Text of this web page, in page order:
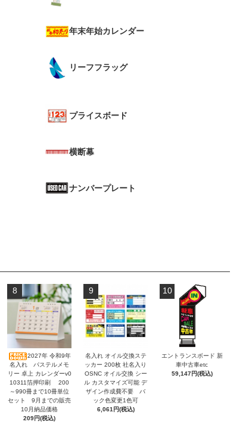
年末年始カレンダー
リーフフラッグ
プライスボード
横断幕
ナンバープレート
8
2027年 令和9年
名入れ パステルメモ
リー 卓上 カレンダーv0
10311箔押印刷 200
～990冊まで10冊単位
セット 9月までの販売
10月納品価格
209円(税込)
9
名入れ オイル交換ステ
ッカー 200枚 社名入り
OSNC オイル交換 シー
ル カスタマイズ可能 デ
ザイン作成費不要 バ
ック色変更1色可
6,061円(税込)
10
エントランスボード 新
車中古車etc
59,147円(税込)